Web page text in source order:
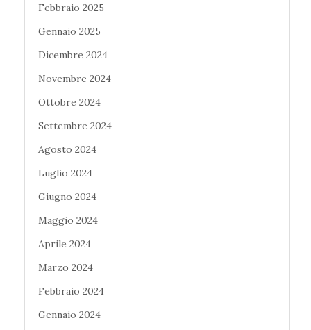
Febbraio 2025
Gennaio 2025
Dicembre 2024
Novembre 2024
Ottobre 2024
Settembre 2024
Agosto 2024
Luglio 2024
Giugno 2024
Maggio 2024
Aprile 2024
Marzo 2024
Febbraio 2024
Gennaio 2024